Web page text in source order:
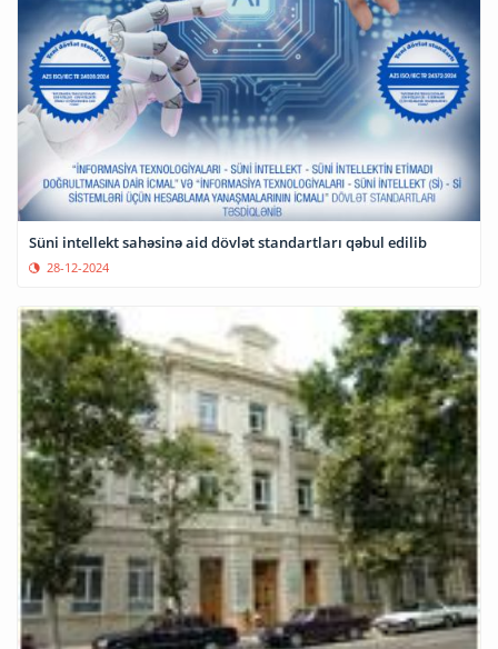
Süni intellekt sahəsinə aid dövlət standartları qəbul edilib
28-12-2024